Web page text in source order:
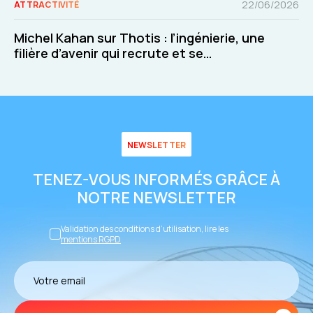
ATTRACTIVITÉ 22/06/2026
Michel Kahan sur Thotis : l’ingénierie, une
filière d’avenir qui recrute et se
NEWSLETTER
TENEZ-VOUS INFORMÉS GRÂCE À
NOTRE NEWSLETTER
Validation des conditions d’utilisation, lire les
mentions RGPD